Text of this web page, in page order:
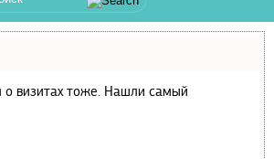
о визитах тоже. Нашли самый